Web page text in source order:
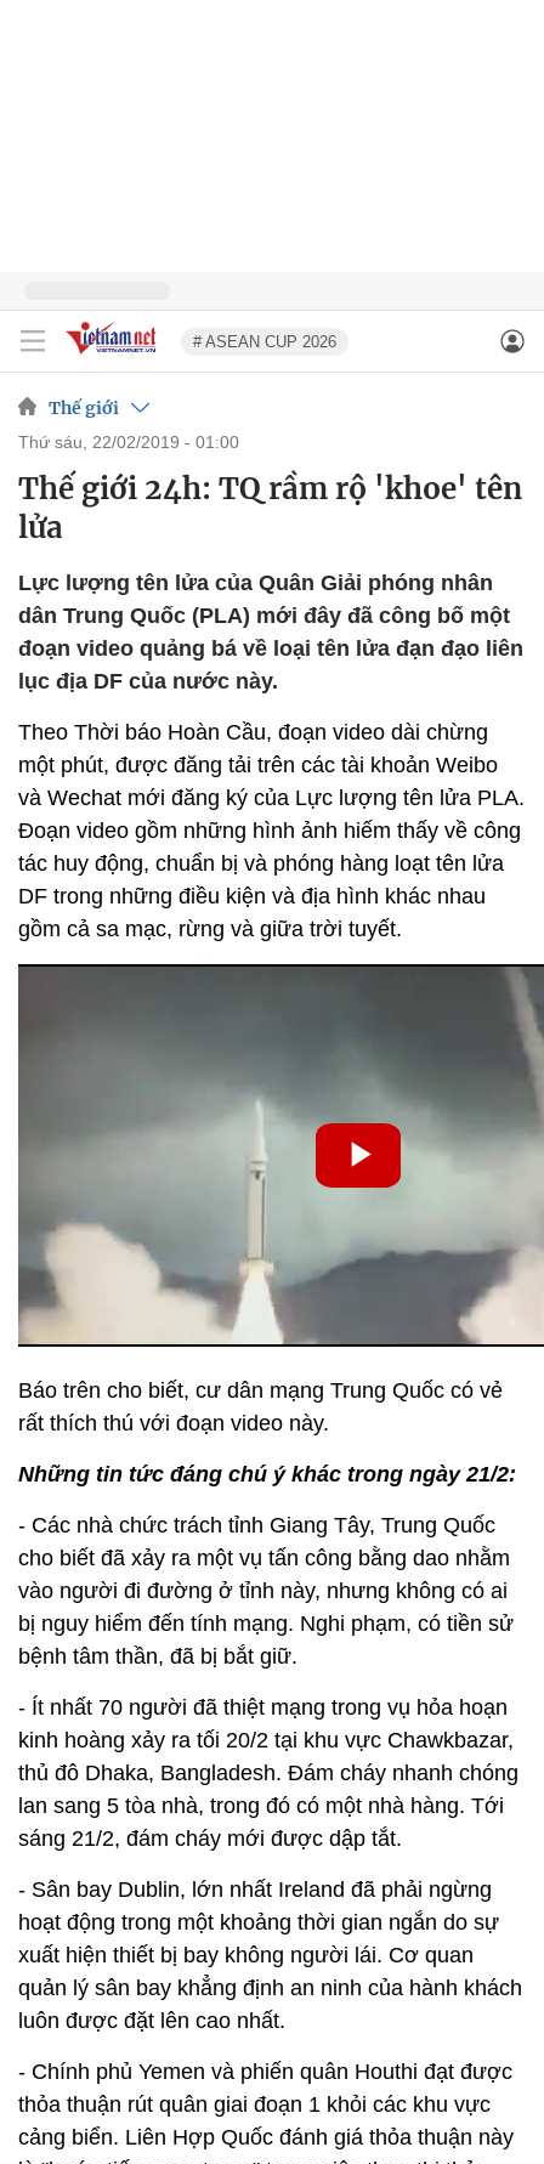
# ASEAN CUP 2026
Thế giới
thứ sáu, 22/02/2019 - 01:00
Thế giới 24h: TQ rầm rộ 'khoe' tên
lửa
Lực lượng tên lửa của Quân Giải phóng nhân
dân Trung Quốc (PLA) mới đây đã công bố một
đoạn video quảng bá về loại tên lửa đạn đạo liên
lục địa DF của nước này.
Theo Thời báo Hoàn Cầu, đoạn video dài chừng
một phút, được đăng tải trên các tài khoản Weibo
và Wechat mới đăng ký của Lực lượng tên lửa PLA.
Đoạn video gồm những hình ảnh hiếm thấy về công
tác huy động, chuẩn bị và phóng hàng loạt tên lửa
DF trong những điều kiện và địa hình khác nhau
gồm cả sa mạc, rừng và giữa trời tuyết.
Báo trên cho biết, cư dân mạng Trung Quốc có vẻ
rất thích thú với đoạn video này.
Những tin tức đáng chú ý khác trong ngày 21/2:
- Các nhà chức trách tỉnh Giang Tây, Trung Quốc
cho biết đã xảy ra một vụ tấn công bằng dao nhằm
vào người đi đường ở tỉnh này, nhưng không có ai
bị nguy hiểm đến tính mạng. Nghi phạm, có tiền sử
bệnh tâm thần, đã bị bắt giữ.
- Ít nhất 70 người đã thiệt mạng trong vụ hỏa hoạn
kinh hoàng xảy ra tối 20/2 tại khu vực Chawkbazar,
thủ đô Dhaka, Bangladesh. Đám cháy nhanh chóng
lan sang 5 tòa nhà, trong đó có một nhà hàng. Tới
sáng 21/2, đám cháy mới được dập tắt.
- Sân bay Dublin, lớn nhất Ireland đã phải ngừng
hoạt động trong một khoảng thời gian ngắn do sự
xuất hiện thiết bị bay không người lái. Cơ quan
quản lý sân bay khẳng định an ninh của hành khách
luôn được đặt lên cao nhất.
- Chính phủ Yemen và phiến quân Houthi đạt được
thỏa thuận rút quân giai đoạn 1 khỏi các khu vực
cảng biển. Liên Hợp Quốc đánh giá thỏa thuận này